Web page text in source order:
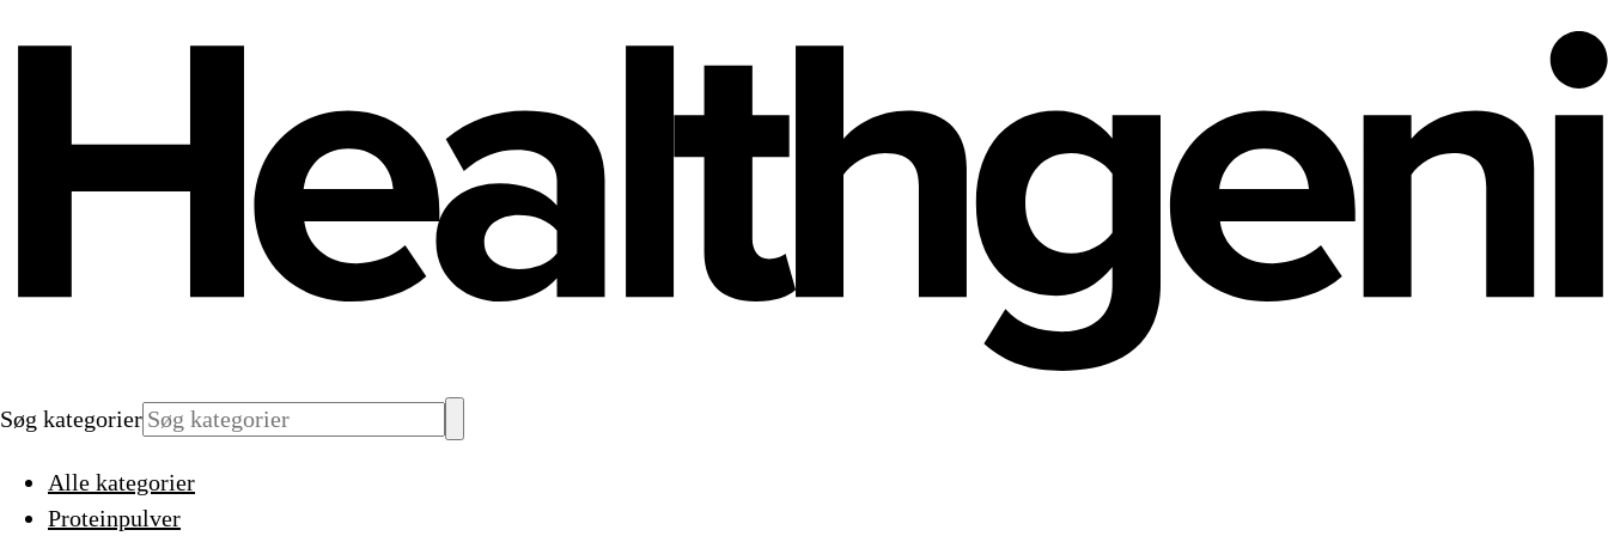
Søg kategorier
Alle kategorier
Proteinpulver